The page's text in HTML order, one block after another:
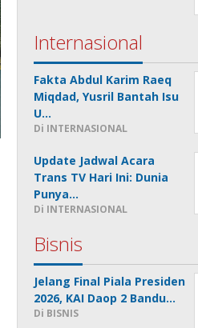
Internasional
Fakta Abdul Karim Raeq
Miqdad, Yusril Bantah Isu
U…
Di INTERNASIONAL
Update Jadwal Acara
Trans TV Hari Ini: Dunia
Punya…
Di INTERNASIONAL
Bisnis
Jelang Final Piala Presiden
2026, KAI Daop 2 Bandu…
Di BISNIS